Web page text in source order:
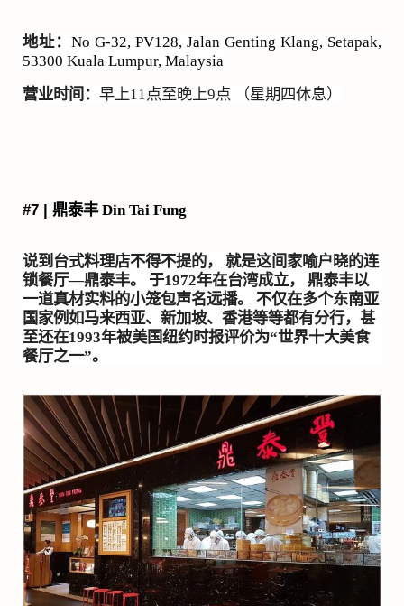
地址： No G-32, PV128, Jalan Genting Klang, Setapak,
53300 Kuala Lumpur, Malaysia
营业时间： 早上11 点至晚上9点 （星期四休息）
#7 | 鼎泰丰Din Tai Fung
说到台式料理店不得不提的， 就是这间家喻户晓的连
锁餐厅—鼎泰丰。 于1972年在台湾成立， 鼎泰丰以
一道真材实料的小笼包声名远播。 不仅在多个东南亚
国家例如马来西亚、新加坡、香港等等都有分行，甚
至还在1993年被美国纽约时报评价为“世界十大美食
餐厅之一”。